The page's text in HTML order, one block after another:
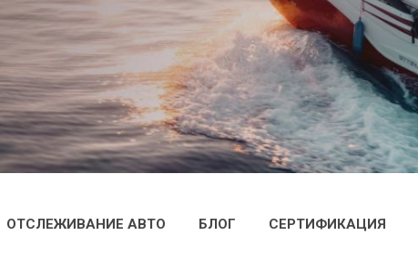
ОТСЛЕЖИВАНИЕ АВТО БЛОГ СЕРТИФИКАЦИЯ